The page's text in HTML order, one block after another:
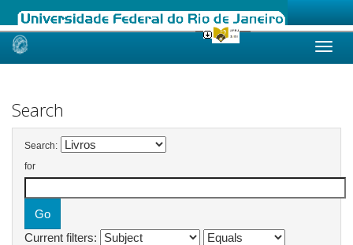
Skip
Search
Search:
for
Current filters: